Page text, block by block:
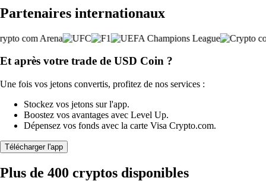
Partenaires internationaux
Et après votre trade de USD Coin ?
Une fois vos jetons convertis, profitez de nos services :
Stockez vos jetons sur l'app.
Boostez vos avantages avec Level Up.
Dépensez vos fonds avec la carte Visa Crypto.com.
Télécharger l'app
Plus de 400 cryptos disponibles